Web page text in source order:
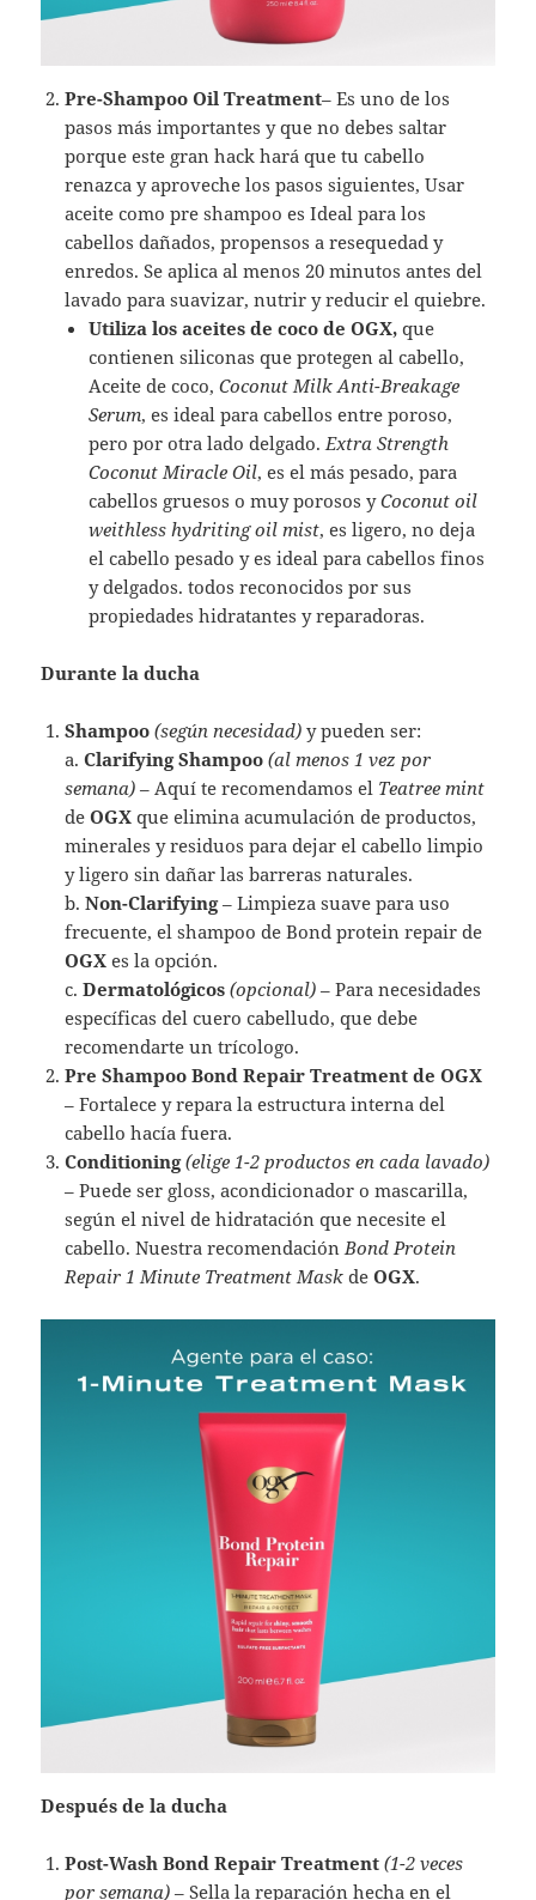
Pre-Shampoo Oil Treatment– Es uno de los
pasos más importantes y que no debes saltar
porque este gran hack hará que tu cabello
renazca y aproveche los pasos siguientes, Usar
aceite como pre shampoo es Ideal para los
cabellos dañados, propensos a resequedad y
enredos. Se aplica al menos 20 minutos antes del
lavado para suavizar, nutrir y reducir el quiebre.
Utiliza los aceites de coco de OGX, que
contienen siliconas que protegen al cabello,
Aceite de coco,Coconut Milk Anti-Breakage
Serum, es ideal para cabellos entre poroso,
pero por otra lado delgado. Extra Strength
Coconut Miracle Oil, es el más pesado, para
cabellos gruesos o muy porosos yCoconut oil
weithless hydriting oil mist, es ligero, no deja
el cabello pesado y es ideal para cabellos finos
y delgados. todos reconocidos por sus
propiedades hidratantes y reparadoras.
Durante la ducha
Shampoo (según necesidad)y pueden ser:
a.Clarifying Shampoo (al menos 1 vez por
semana) – Aquí te recomendamos el Teatree mint
deOGX que elimina acumulación de productos,
minerales y residuos para dejar el cabello limpio
y ligero sin dañar las barreras naturales.
b.Non-Clarifying– Limpieza suave para uso
frecuente, el shampoo de Bond protein repair de
OGX es la opción.
c.Dermatológicos (opcional) – Para necesidades
específicas del cuero cabelludo, que debe
recomendarte un trícologo.
Pre Shampoo Bond Repair Treatment de OGX
– Fortalece y repara la estructura interna del
cabello hacía fuera.
Conditioning (elige 1-2 productos en cada lavado)
– Puede ser gloss, acondicionador o mascarilla,
según el nivel de hidratación que necesite el
cabello. Nuestra recomendación Bond Protein
Repair 1 Minute Treatment Mask de OGX.
Después de la ducha
Post-Wash Bond Repair Treatment (1-2 veces
por semana) – Sella la reparación hecha en el